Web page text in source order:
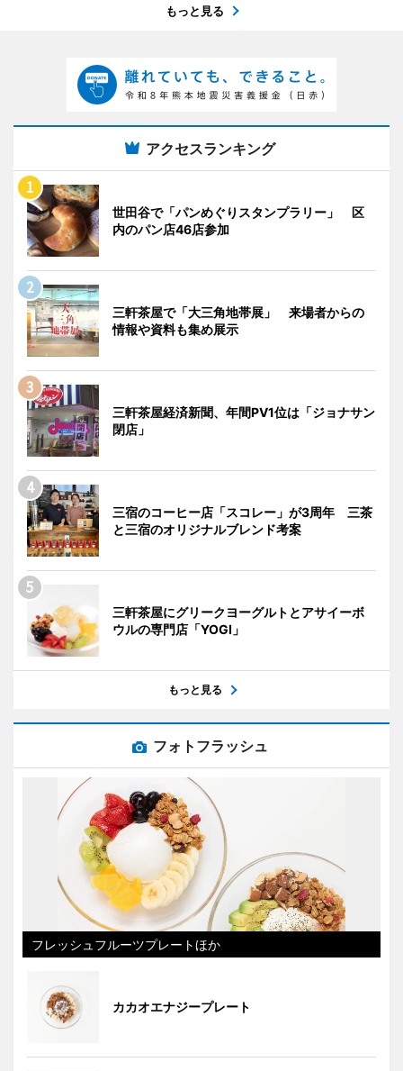
もっと見る
アクセスランキング
世田谷で「パンめぐりスタンプラリー」 区
内のパン店46店参加
三軒茶屋で「大三角地帯展」 来場者からの
情報や資料も集め展示
三軒茶屋経済新聞、年間PV1位は「ジョナサン
閉店」
三宿のコーヒー店「スコレー」が3周年 三茶
と三宿のオリジナルブレンド考案
三軒茶屋にグリークヨーグルトとアサイーボ
ウルの専門店「YOGI」
もっと見る
フォトフラッシュ
フレッシュフルーツプレートほか
カカオエナジープレート